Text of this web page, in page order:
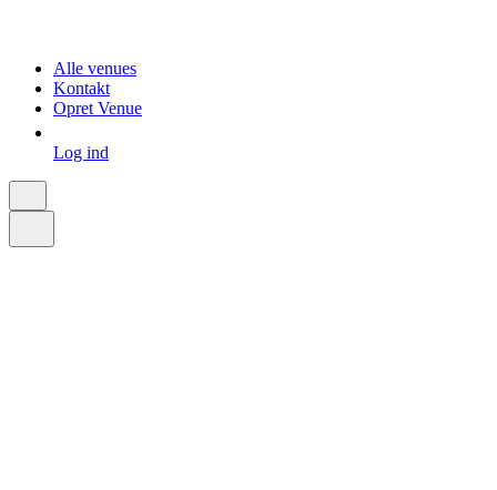
Alle venues
Kontakt
Opret Venue
Log ind